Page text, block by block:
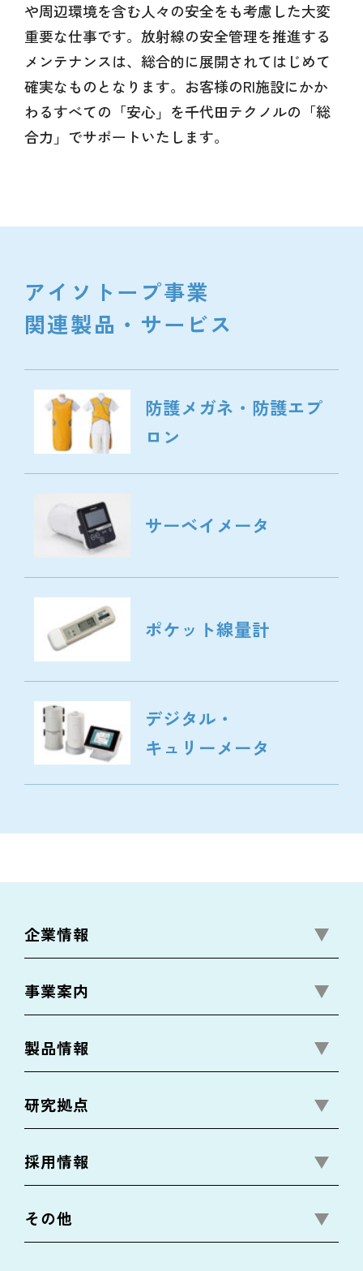
や周辺環境を含む人々の安全をも考慮した大変
重要な仕事です。放射線の安全管理を推進する
メンテナンスは、総合的に展開されてはじめて
確実なものとなります。お客様のRI施設にかか
わるすべての「安心」を千代田テクノルの「総
合力」でサポートいたします。
アイソトープ事業
関連製品・サービス
防護メガネ・ 防護エプ
ロン
サーベイメータ
ポケット線量計
デジタル・
キュリーメータ
企業情報
事業案内
製品情報
研究拠点
採用情報
その他